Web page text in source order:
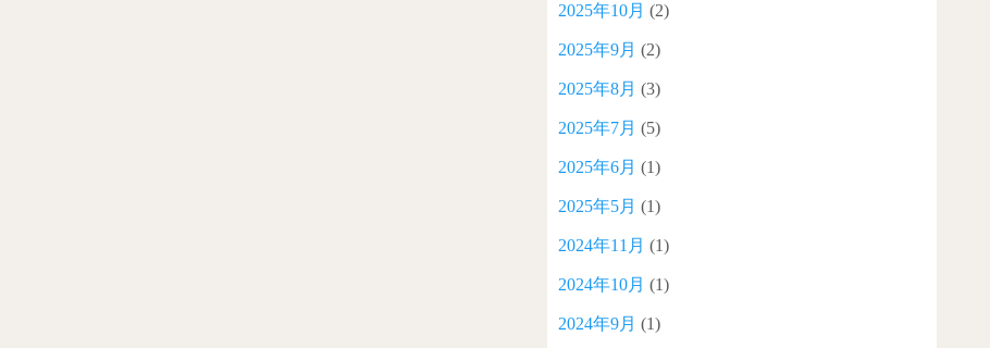
2025年10月 (2)
2025年9月 (2)
2025年8月 (3)
2025年7月 (5)
2025年6月 (1)
2025年5月 (1)
2024年11月 (1)
2024年10月 (1)
2024年9月 (1)